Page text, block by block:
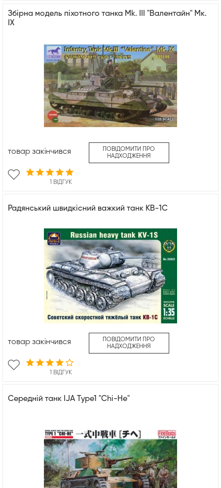
Збірна модель піхотного танка Mk. III "Валентайн" Мк.
IX
1 ВІДГУК
товар закінчився
ПОВІДОМИТИ ПРО
НАДХОДЖЕННЯ
Радянський швидкісний важкий танк КВ-1С
1 ВІДГУК
товар закінчився
ПОВІДОМИТИ ПРО
НАДХОДЖЕННЯ
Середній танк IJA Type1 "Chi-He"